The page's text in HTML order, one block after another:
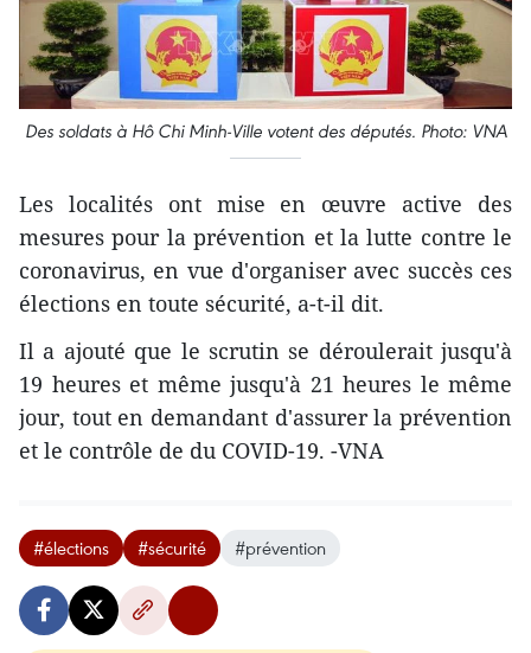
Des soldats à Hô Chi Minh-Ville votent des députés. Photo: VNA
Les localités ont mise en œuvre active des
mesures pour la prévention et la lutte contre le
coronavirus, en vue d'organiser avec succès ces
élections en toute sécurité, a-t-il dit.
Il a ajouté que le scrutin se déroulerait jusqu'à
19 heures et même jusqu'à 21 heures le même
jour, tout en demandant d'assurer la prévention
et le contrôle de du COVID-19. -VNA
#élections #sécurité #prévention